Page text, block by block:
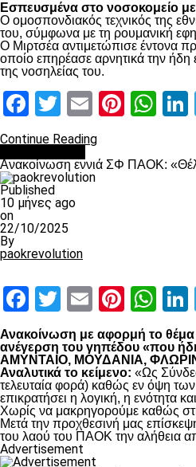
Εσπευσμένα στο νοσοκομείο
Ο ομοσπονδιακός τεχνικός της
του, σύμφωνα με τη ρουμανική
Ο Μιρτσέα αντιμετώπισε έντονα
οποίο επηρέασε αρνητικά την ήδη
της νοσηλείας του.
Facebook
Twitter
Email
Continue Reading
Ανακοίνωση εννιά ΣΦ ΠΑΟΚ:
Published
10 μήνες ago
on
22/10/2025
By
paokrevolution
Facebook
Twitter
Email
Ανακοίνωση με αφορμή το θέμα
ανέγερση του γηπέδου «που
ΑΜΥΝΤΑΙΟ, ΜΟΥΔΑΝΙΑ, ΦΛΩΡΙΝΑ
Αναλυτικά το κείμενο: «Ως
τελευταία φορά) καθώς εν όψη
επικρατήσει η λογική, η ενότητα
Χωρίς να μακρηγορούμε καθώς
Μετά την προχθεσινή μας
του λαού του ΠΑΟΚ την αλήθεια
Advertisement